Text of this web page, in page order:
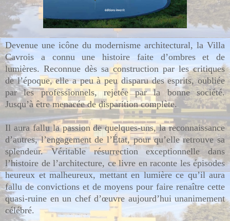
Devenue une icône du modernisme architectural, la Villa
Cavrois a connu une histoire faite d’ombres et de
lumières. Reconnue dès sa construction par les critiques
de l’époque, elle a peu à peu disparu des esprits, oubliée
par les professionnels, rejetée par la bonne société.
Jusqu’à être menacée de disparition complète.
Il aura fallu la passion de quelques-uns, la reconnaissance
d’autres, l’engagement de l’État, pour qu’elle retrouve sa
splendeur. Véritable résurrection exceptionnelle dans
l’histoire de l’architecture, ce livre en raconte les épisodes
heureux et malheureux, mettant en lumière ce qu’il aura
fallu de convictions et de moyens pour faire renaître cette
quasi-ruine en un chef d’œuvre aujourd’hui unanimement
célébré.